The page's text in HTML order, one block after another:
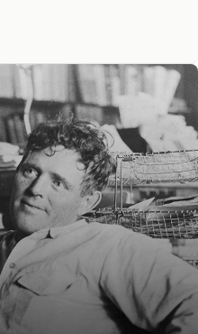
тьмы» тоже. Он
штампа. И
Диккенса»
сбоку. Джозеф Конрад
явление XX века. При
пережиты, придуманы
но он скорее
Пожалуй, с Джеком
из американцев. Вот